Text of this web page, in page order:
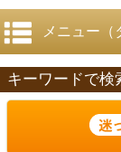
戻る
メニュー（
キーワードで検